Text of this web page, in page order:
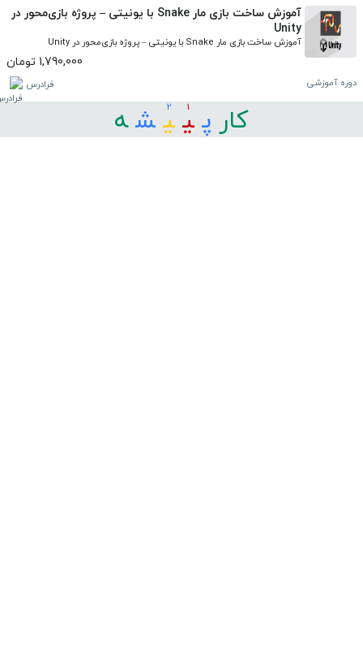
آموزش ساخت بازی مار Snake با یونیتی – پروژه بازی‌محور در
Unity
آموزش ساخت بازی مار Snake با یونیتی – پروژه بازی‌محور در Unity
1,790,000 تومان
دوره آموزشی فرادرس
کار ﭘ 1
ﯿ 2
ﯿ ﺸ ﻪ